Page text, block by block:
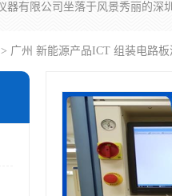
> 广州 新能源产品ICT 组装电路